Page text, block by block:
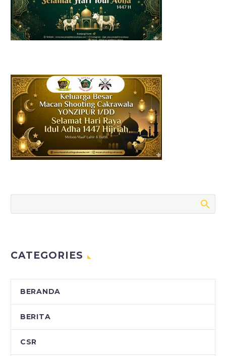
komitmennya terhadap
kegiatan sosial dengan
menyerahkan satu…
CATEGORIES
BERANDA
BERITA
CSR